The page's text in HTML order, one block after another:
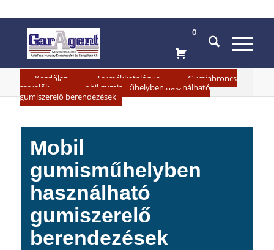
0
Kezdőlap Termékkatalógus
Gumiabroncs
szerelők
»
Mobil gumisműhelyben használható
gumiszerelő berendezések
Mobil
gumisműhelyben
használható
gumiszerelő
berendezések